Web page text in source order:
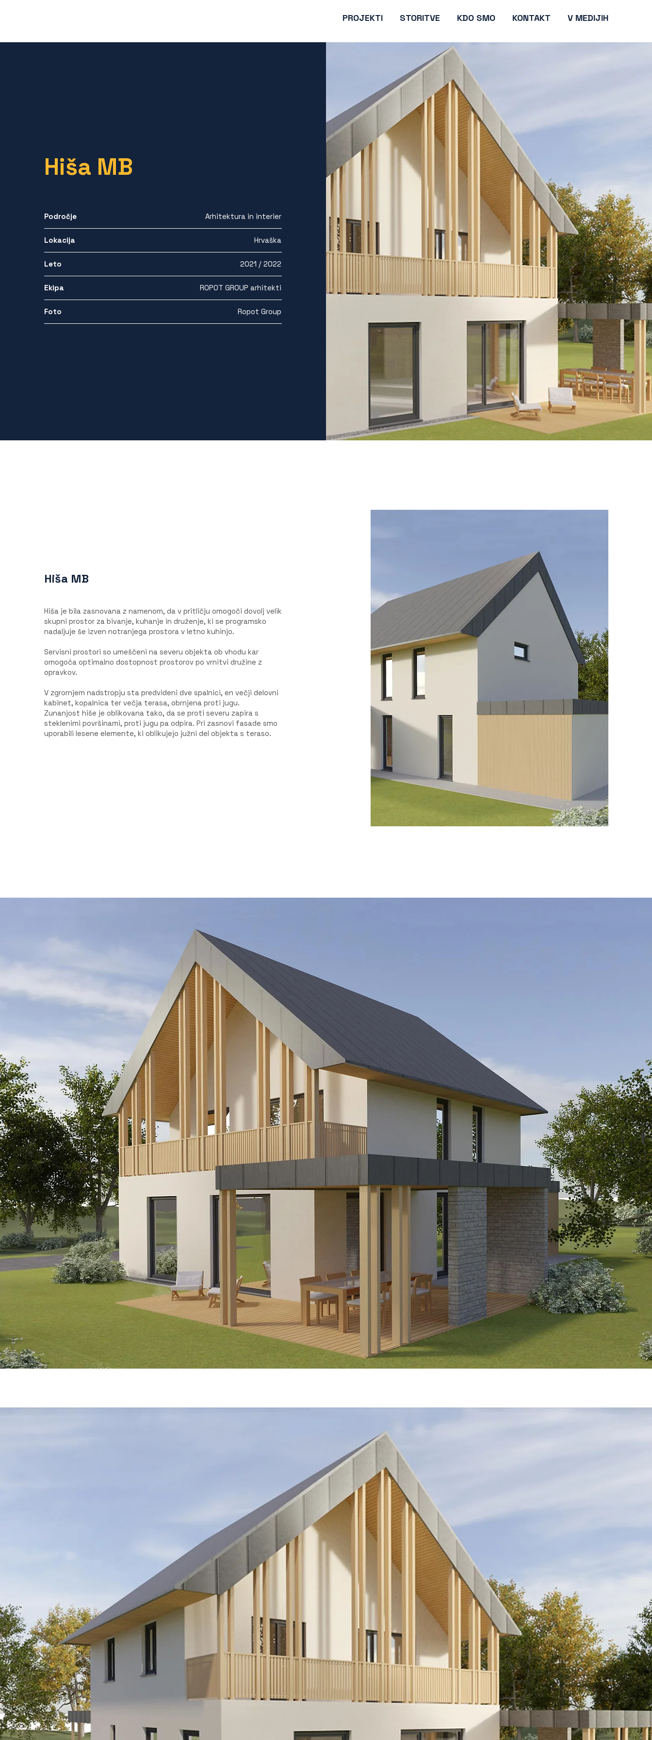
PROJEKTI STORITVE KDO SMO KONTAKT V MEDIJIH
Hiša MB
Hiša je bila zasnovana z namenom, da v pritličju omogoči dovolj velik
skupni prostor za bivanje, kuhanje in druženje, ki se programsko
nadaljuje še izven notranjega prostora v letno kuhinjo.
Servisni prostori so umeščeni na severu objekta ob vhodu kar
omogoča optimalno dostopnost prostorov po vrnitvi družine z
opravkov.
V zgrornjem nadstropju sta predvideni dve spalnici, en večji delovni
kabinet, kopalnica ter večja terasa, obrnjena proti jugu.
Zunanjost hiše je oblikovana tako, da se proti severu zapira s
steklenimi površinami, proti jugu pa odpira. Pri zasnovi fasade smo
uporabili lesene elemente, ki oblikujejo južni del objekta s teraso.
Hiša MB
Področje Arhitektura in interier
Lokacija Hrvaška
Leto 2021 / 2022
Ekipa ROPOT GROUP arhitekti
Foto Ropot Group